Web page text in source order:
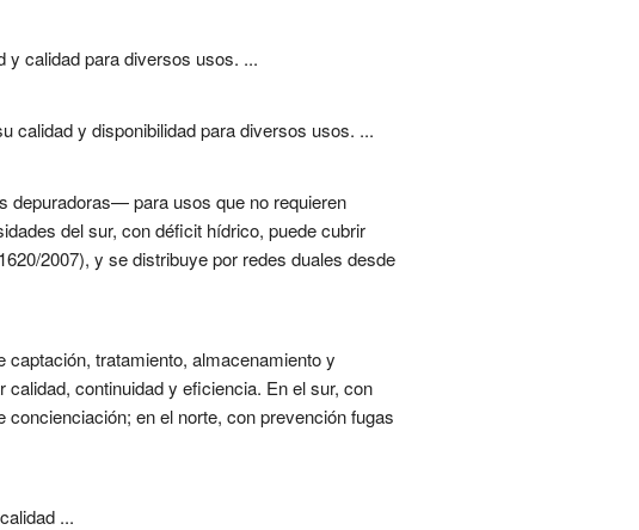
y calidad para diversos usos. ...
calidad y disponibilidad para diversos usos. ...
depuradoras— para usos que no requieren
del sur, con déficit hídrico, puede cubrir
2007), y se distribuye por redes duales desde
tratamiento, almacenamiento y
continuidad y eficiencia. En el sur, con
en el norte, con prevención fugas
...